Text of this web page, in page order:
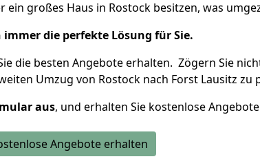
ein großes Haus in Rostock besitzen, was
immer die perfekte Lösung für Sie.
die besten Angebote erhalten. Zögern Sie
Umzug von Rostock nach Forst Lausitz zu
aus, und erhalten Sie kostenlose
Angebote erhalten